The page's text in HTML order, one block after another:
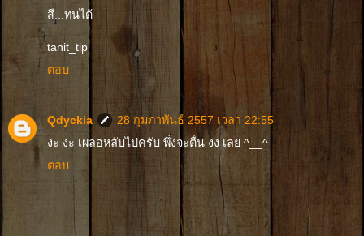
สี...ทนได้
tanit_tip
ตอบ
Qdyckia
28 กุมภาพันธ์ 2557 เวลา 22:55
งะ งะ เผลอหลับไปครับ พึ่งจะตื่น งง เลย ^__^
ตอบ